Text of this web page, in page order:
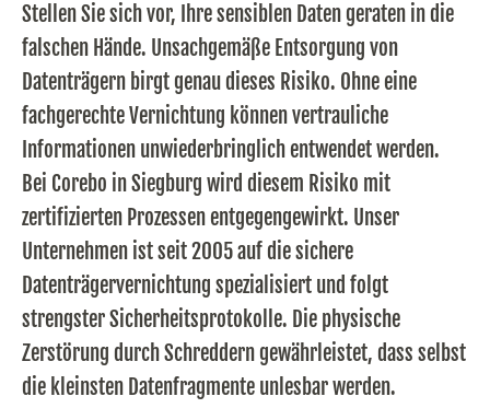
Stellen Sie sich vor, Ihre sensiblen Daten geraten in die
falschen Hände. Unsachgemäße Entsorgung von
Datenträgern birgt genau dieses Risiko. Ohne eine
fachgerechte Vernichtung können vertrauliche
Informationen unwiederbringlich entwendet werden.
Bei Corebo in Siegburg wird diesem Risiko mit
zertifizierten Prozessen entgegengewirkt. Unser
Unternehmen ist seit 2005 auf die sichere
Datenträgervernichtung spezialisiert und folgt
strengster Sicherheitsprotokolle. Die physische
Zerstörung durch Schreddern gewährleistet, dass selbst
die kleinsten Datenfragmente unlesbar werden.